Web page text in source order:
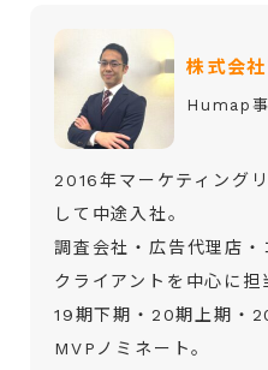
株式会
Humap
2016年マーケティング
して中途入社。
調査会社・広告代理店・
クライアントを中心に担
19期下期・20期上期・
MVPノミネート。